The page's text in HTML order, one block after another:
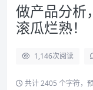
做产品分析
滚瓜烂熟！
1,146次阅读
共计 2405 个字符，